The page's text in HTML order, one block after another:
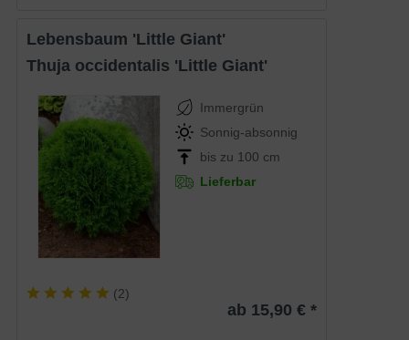
Lebensbaum 'Little Giant'
Thuja occidentalis 'Little Giant'
Immergrün
Sonnig-absonnig
bis zu 100 cm
Lieferbar
(2)
ab 15,90 € *